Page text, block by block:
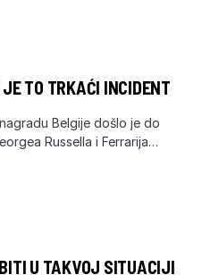
TO TRKAĆI INCIDENT
Belgije došlo je do
Russella i Ferrarija…
U TAKVOJ SITUACIJI